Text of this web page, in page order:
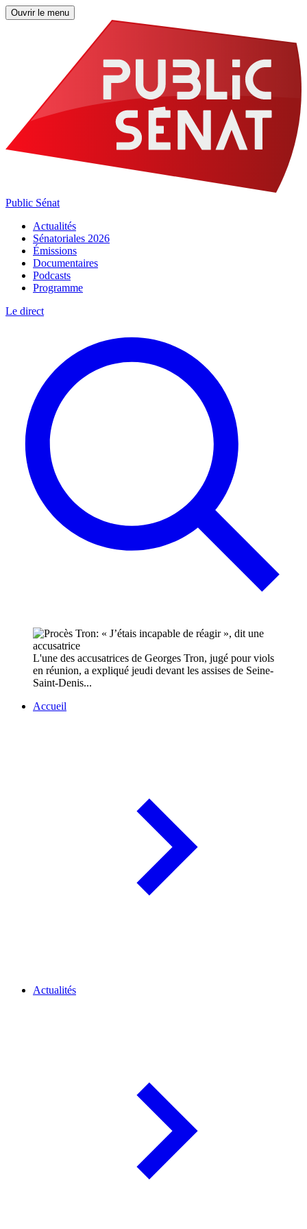
Ouvrir le menu
Public Sénat
Actualités
Sénatoriales 2026
Émissions
Documentaires
Podcasts
Programme
Le direct
L'une des accusatrices de Georges Tron, jugé pour viols
en réunion, a expliqué jeudi devant les assises de Seine-
Saint-Denis...
Accueil
Actualités